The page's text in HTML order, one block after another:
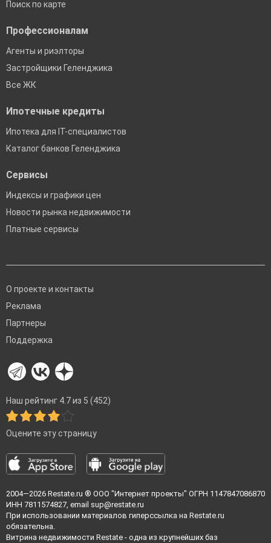
Поиск по карте
Профессионалам
Агенты и риэлторы
Застройщики Геленджика
Все ЖК
Ипотечные кредиты
Ипотека для IT-специалистов
Каталог банков Геленджика
Сервисы
Индексы и графики цен
Новости рынка недвижимости
Платные сервисы
О проекте и контакты
Реклама
Партнеры
Поддержка
Наш рейтинг 4.7 из 5 (452)
Оцените эту страницу
2004—2026 Restate.ru ® ООО "Интернет проекты" ОГРН 1147847086870
ИНН 7811574827, email sup@restate.ru
При использовании материалов гиперссылка на Restate.ru
обязательна.
Витрина недвижимости Restate - одна из крупнейших баз